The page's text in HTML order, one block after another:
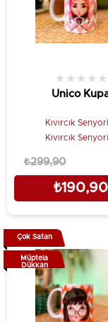
Unico
★ ★ ★ ★ ★
Kıvırcık
Kıvırcık
₺190,90
₺299,90
Çok Satan
Müptela
Dükkan